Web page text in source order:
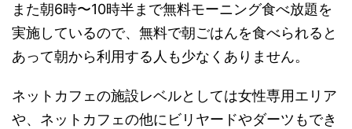
また朝6時〜10時半まで無料モーニング食べ放題を
実施しているので、無料で朝ごはんを食べられると
あって朝から利用する人も少なくありません。
ネットカフェの施設レベルとしては女性専用エリア
や、ネットカフェの他にビリヤードやダーツもでき